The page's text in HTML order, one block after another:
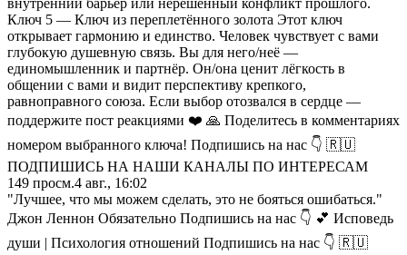
Ключ 5 — Ключ из переплетённого золота Этот ключ
открывает гармонию и единство. Человек чувствует с вами
глубокую душевную связь. Вы для него/неё —
единомышленник и партнёр. Он/она ценит лёгкость в
общении с вами и видит перспективу крепкого,
равноправного союза. Если выбор отозвался в сердце —
поддержите пост реакциями ❤️ 🙏 Поделитесь в комментариях
номером выбранного ключа! Подпишись на нас 👇 🇷🇺
ПОДПИШИСЬ НА НАШИ КАНАЛЫ ПО ИНТЕРЕСАМ
149 просм.4 авг., 16:02
"Лучшее, что мы можем сделать, это не бояться ошибаться."
Джон Леннон Обязательно Подпишись на нас 👇 💕 Исповедь
души | Психология отношений Подпишись на нас 👇 🇷🇺